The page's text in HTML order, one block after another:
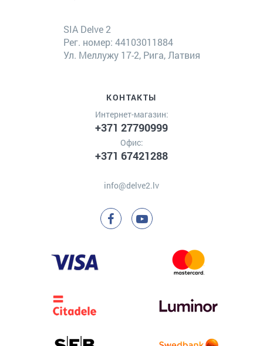
SIA Delve 2
Рег. номер: 44103011884
Ул. Меллужу 17-2, Рига, Латвия
КОНТАКТЫ
Интернет-магазин:
+371 27790999
Офис:
+371 67421288
info@delve2.lv